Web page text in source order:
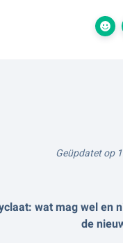
Geüpdatet op
wat mag wel en
de